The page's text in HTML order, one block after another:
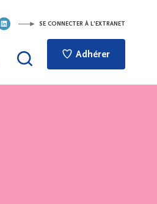
SE CONNECTER À L'EXTRANET
Adhérer